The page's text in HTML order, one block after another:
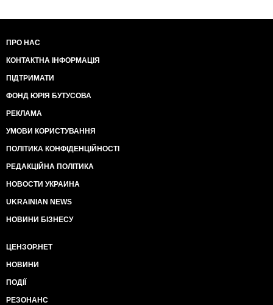
ПРО НАС
КОНТАКТНА ІНФОРМАЦІЯ
ПІДТРИМАТИ
ФОНД ЮРІЯ БУТУСОВА
РЕКЛАМА
УМОВИ КОРИСТУВАННЯ
ПОЛІТИКА КОНФІДЕНЦІЙНОСТІ
РЕДАКЦІЙНА ПОЛІТИКА
НОВОСТИ УКРАИНА
UKRAINIAN NEWS
НОВИНИ БІЗНЕСУ
ЦЕНЗОР.НЕТ
НОВИНИ
ПОДІЇ
РЕЗОНАНС